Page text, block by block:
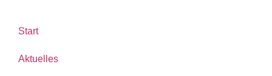
Start
Aktuelles